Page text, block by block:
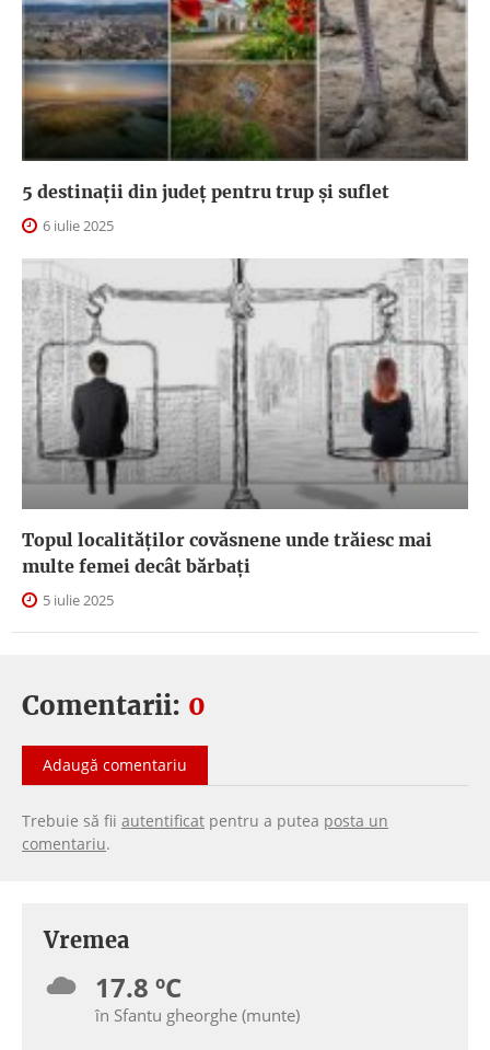
5 destinații din județ pentru trup și suflet
6 iulie 2025
Topul localităților covăsnene unde trăiesc mai
multe femei decât bărbați
5 iulie 2025
Comentarii: 0
Adaugă comentariu
Trebuie să fii autentificat pentru a putea posta un
comentariu.
Vremea
17.8 ºC
în Sfantu gheorghe (munte)